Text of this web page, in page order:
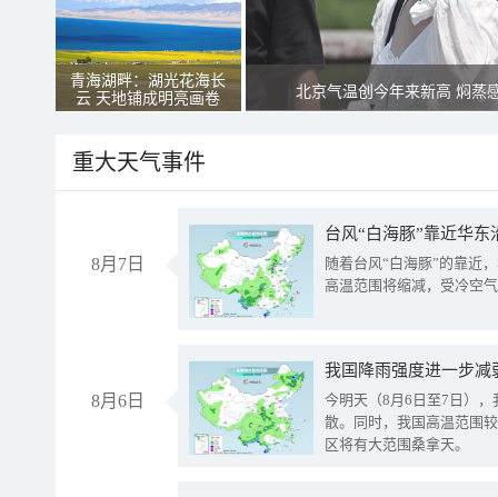
青海湖畔：湖光花海长
云 天地铺成明亮画卷
北京气温创今年来新高 焖蒸
重大天气事件
8月7日
台风“白海豚”靠近华
随着台风“白海豚”的靠近
高温范围将缩减，受冷空
8月6日
今明天（8月6日至7日）
散。同时，我国高温范围
区将有大范围桑拿天。